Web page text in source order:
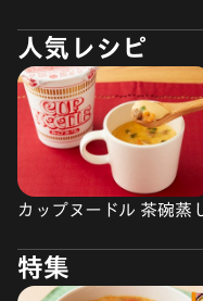
人気レシピ
カップヌードル 茶碗蒸
特集